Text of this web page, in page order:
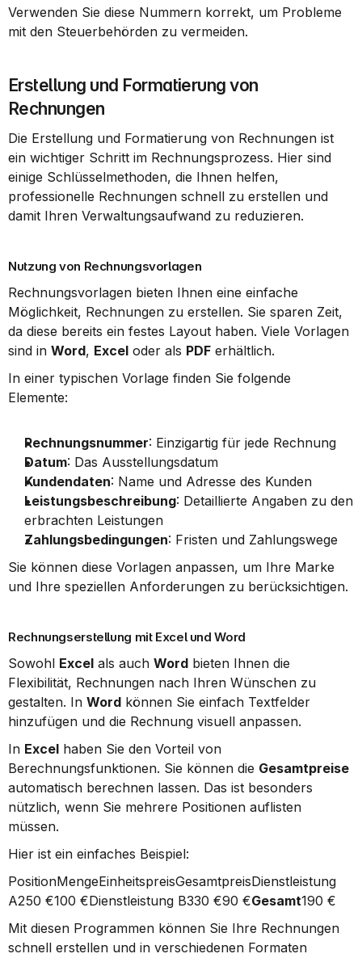
Verwenden Sie diese Nummern korrekt, um Probleme
mit den Steuerbehörden zu vermeiden.
Erstellung und Formatierung von
Rechnungen
Die Erstellung und Formatierung von Rechnungen ist
ein wichtiger Schritt im Rechnungsprozess. Hier sind
einige Schlüsselmethoden, die Ihnen helfen,
professionelle Rechnungen schnell zu erstellen und
damit Ihren Verwaltungsaufwand zu reduzieren.
Nutzung von Rechnungsvorlagen
Rechnungsvorlagen bieten Ihnen eine einfache
Möglichkeit, Rechnungen zu erstellen. Sie sparen Zeit,
da diese bereits ein festes Layout haben. Viele Vorlagen
sind in Word, Excel oder als PDF erhältlich.
In einer typischen Vorlage finden Sie folgende
Elemente:
Rechnungsnummer: Einzigartig für jede Rechnung
Datum: Das Ausstellungsdatum
Kundendaten: Name und Adresse des Kunden
Leistungsbeschreibung: Detaillierte Angaben zu den
erbrachten Leistungen
Zahlungsbedingungen: Fristen und Zahlungswege
Sie können diese Vorlagen anpassen, um Ihre Marke
und Ihre speziellen Anforderungen zu berücksichtigen.
Rechnungserstellung mit Excel und Word
Sowohl Excel als auch Word bieten Ihnen die
Flexibilität, Rechnungen nach Ihren Wünschen zu
gestalten. In Word können Sie einfach Textfelder
hinzufügen und die Rechnung visuell anpassen.
In Excel haben Sie den Vorteil von
Berechnungsfunktionen. Sie können die Gesamtpreise
automatisch berechnen lassen. Das ist besonders
nützlich, wenn Sie mehrere Positionen auflisten
müssen.
Hier ist ein einfaches Beispiel:
PositionMengeEinheitspreisGesamtpreisDienstleistung
A250 €100 €Dienstleistung B330 €90 €Gesamt190 €
Mit diesen Programmen können Sie Ihre Rechnungen
schnell erstellen und in verschiedenen Formaten